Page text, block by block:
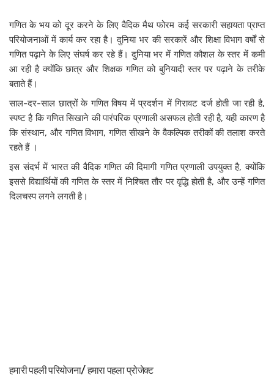
गणित के भय को दूर करने के लिए वैदिक मैथ फोरम कई सरकारी सहायता प्राप्त
परियोजनाओं में कार्य कर रहा है। दुनिया भर की सरकारें और शिक्षा विभाग वर्षों से
गणित पढ़ाने के लिए संघर्ष कर रहे हैं। दुनिया भर में गणित कौशल के स्तर में कमी
आ रही है क्योंकि छात्र और शिक्षक गणित को बुनियादी स्तर पर पढ़ाने के तरीके
बताते हैं।
साल-दर-साल छात्रों के गणित विषय में प्रदर्शन में गिरावट दर्ज होती जा रही है,
स्पष्ट है कि गणित सिखाने की पारंपरिक प्रणाली असफल होती रही है, यही कारण है
कि संस्थान, और गणित विभाग, गणित सीखने के वैकल्पिक तरीकों की तलाश करते
रहते हैं ।
इस संदर्भ में भारत की वैदिक गणित की दिमागी गणित प्रणाली उपयुक्त है, क्योंकि
इससे विद्यार्थियों की गणित के स्तर में निश्चित तौर पर वृद्धि होती है, और उन्हें गणित
दिलचस्प लगने लगती है।
हमारी पहली परियोजना/ हमारा पहला प्रोजेक्ट